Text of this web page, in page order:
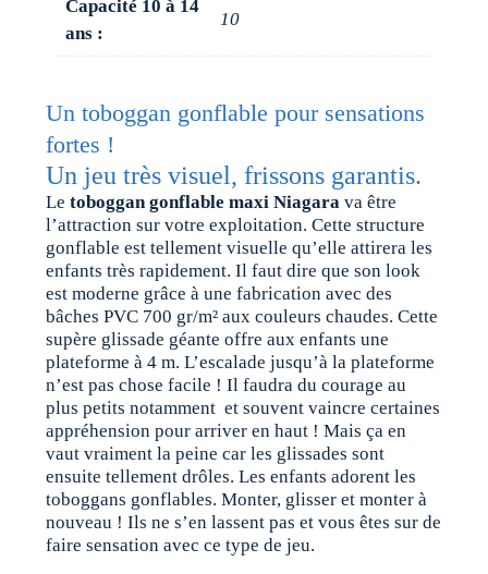
Capacité 10 à 14
ans :
10
Un toboggan gonflable pour sensations
fortes !
Un jeu très visuel, frissons garantis.
Letoboggan gonflable maxi Niagara va être
l’attraction sur votre exploitation. Cette structure
gonflable est tellement visuelle qu’elle attirera les
enfants très rapidement. Il faut dire que son look
est moderne grâce à une fabrication avec des
bâches PVC 700 gr/m² aux couleurs chaudes. Cette
supère glissade géante offre aux enfants une
plateforme à 4 m. L’escalade jusqu’à la plateforme
n’est pas chose facile ! Il faudra du courage au
plus petits notamment et souvent vaincre certaines
appréhension pour arriver en haut ! Mais ça en
vaut vraiment la peine car les glissades sont
ensuite tellement drôles. Les enfants adorent les
toboggans gonflables. Monter, glisser et monter à
nouveau ! Ils ne s’en lassent pas et vous êtes sur de
faire sensation avec ce type de jeu.